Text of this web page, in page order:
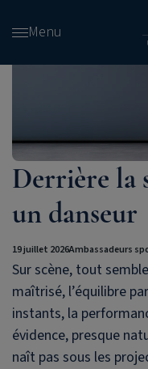
Menu
Derrière la
un danseur
19 juillet 2026Ambassadeurs
Sur scène, tout
maîtrisé, l’équilibre
instants, la
évidence, presque
naît pas sous les